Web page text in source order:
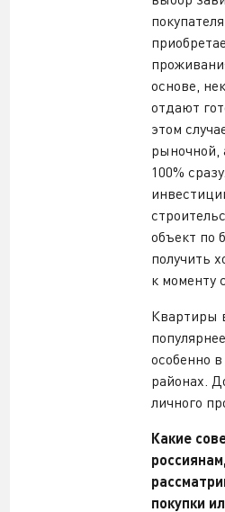
основе,
отдают
этом
рыночной,
100%
объект по
получить
к моменту
Квартиры
особенно
районах.
личного
Какие
покупки